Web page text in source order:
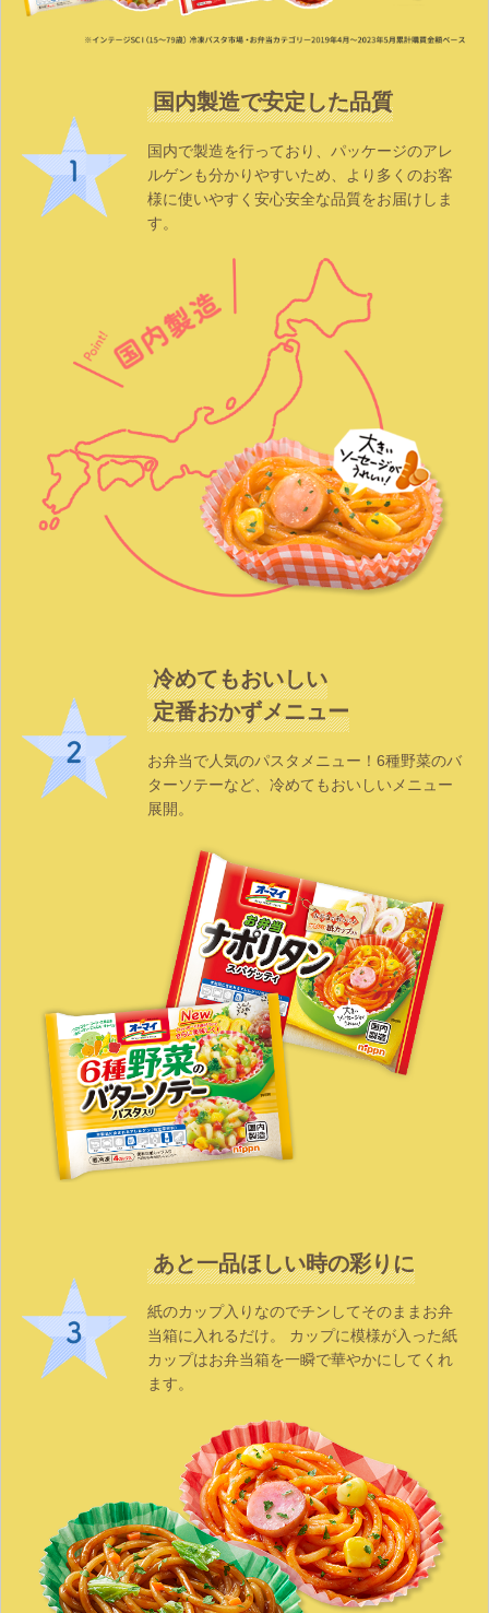
国内製造で安定した品質
国内で製造を行っており、パッケージのアレ
ルゲンも分かりやすいため、より多くのお客
様に使いやすく安心安全な品質をお届けしま
す。
冷めてもおいしい
定番おかずメニュー
お弁当で人気のパスタメニュー！6種野菜のバ
ターソテーなど、冷めてもおいしいメニュー
展開。
あと一品ほしい時の彩りに
紙のカップ入りなのでチンしてそのままお弁
当箱に入れるだけ。 カップに模様が入った紙
カップはお弁当箱を一瞬で華やかにしてくれ
ます。